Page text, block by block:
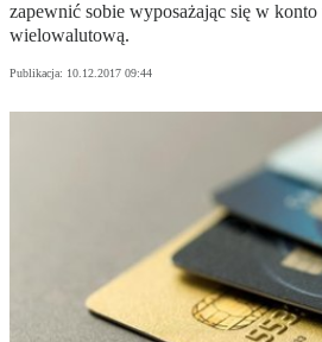
zapewnić sobie wyposażając się w
wielowalutową.
Publikacja: 10.12.2017 09:44